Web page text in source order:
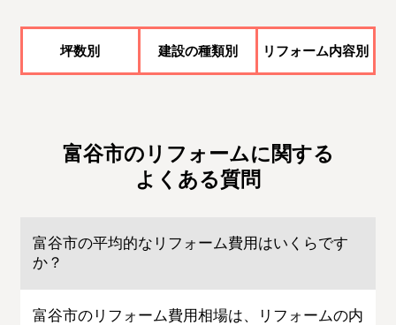
坪数別 建設の種類別 リフォーム内容別
富谷市のリフォームに関する
よくある質問
富谷市の平均的なリフォーム費用はいくらです
か？
富谷市のリフォーム費用相場は、リフォームの内